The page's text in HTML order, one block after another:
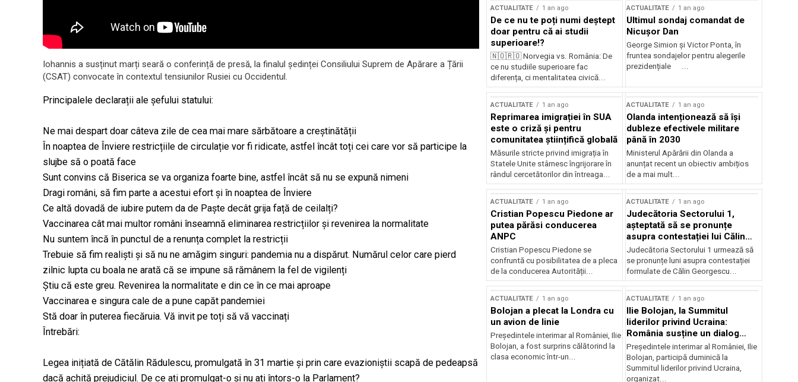
Iohannis a susținut marți seară o conferință de presă, la finalul ședinței Consiliului Suprem de Apărare a Țării
(CSAT) convocate în contextul tensiunilor Rusiei cu Occidentul.
Principalele declarații ale șefului statului:
Ne mai despart doar câteva zile de cea mai mare sărbătoare a creștinătății
În noaptea de Înviere restricțiile de circulație vor fi ridicate, astfel încât toți cei care vor să participe la
slujbe să o poată face
Sunt convins că Biserica se va organiza foarte bine, astfel încât să nu se expună nimeni
Dragi români, să fim parte a acestui efort și în noaptea de Înviere
Ce altă dovadă de iubire putem da de Paște decât grija față de ceilalți?
Vaccinarea cât mai multor români înseamnă eliminarea restricțiilor și revenirea la normalitate
Nu suntem încă în punctul de a renunța complet la restricții
Trebuie să fim realiști și să nu ne amăgim singuri: pandemia nu a dispărut. Numărul celor care pierd
zilnic lupta cu boala ne arată că se impune să rămânem la fel de vigilenți
Știu că este greu. Revenirea la normalitate e din ce în ce mai aproape
Vaccinarea e singura cale de a pune capăt pandemiei
Stă doar în puterea fiecăruia. Vă invit pe toți să vă vaccinați
Întrebări:
Legea inițiată de Cătălin Rădulescu, promulgată în 31 martie și prin care evazioniștii scapă de pedeapsă
dacă achită prejudiciul. De ce ați promulgat-o și nu ați întors-o la Parlament?
ACTUALITATE 1 an ago
De ce nu te poți numi deștept
doar pentru că ai studii
superioare!?
🇳🇴🇷🇴 Norvegia vs. România: De
ce nu studiile superioare fac
diferența, ci mentalitatea civică...
ACTUALITATE 1 an ago
Ultimul sondaj comandat de
Nicușor Dan
George Simion și Victor Ponta, în
fruntea sondajelor pentru alegerile
prezidențiale ...
ACTUALITATE 1 an ago
Reprimarea imigrației în SUA
este o criză și pentru
comunitatea științifică globală
Măsurile stricte privind imigrația în
Statele Unite stârnesc îngrijorare în
rândul cercetătorilor din întreaga...
ACTUALITATE 1 an ago
Olanda intenționează să își
dubleze efectivele militare
până în 2030
Ministerul Apărării din Olanda a
anunțat recent un obiectiv ambițios
de a mai mult...
ACTUALITATE 1 an ago
Cristian Popescu Piedone ar
putea părăsi conducerea
ANPC
Cristian Popescu Piedone se
confruntă cu posibilitatea de a pleca
de la conducerea Autorității...
ACTUALITATE 1 an ago
Judecătoria Sectorului 1,
așteptată să se pronunțe
asupra contestației lui Călin
Georgescu privind controlul
judiciar
Judecătoria Sectorului 1 urmează să
se pronunțe luni asupra contestației
formulate de Călin Georgescu...
ACTUALITATE 1 an ago
Bolojan a plecat la Londra cu
un avion de linie
Președintele interimar al României, Ilie
Bolojan, a fost surprins călătorind la
clasa economic într-un...
ACTUALITATE 1 an ago
Ilie Bolojan, la Summitul
liderilor privind Ucraina:
România susține un dialog
transatlantic pentru securitate
și stabilitate
Președintele interimar al României, Ilie
Bolojan, participă duminică la
Summitul liderilor privind Ucraina,
organizat...